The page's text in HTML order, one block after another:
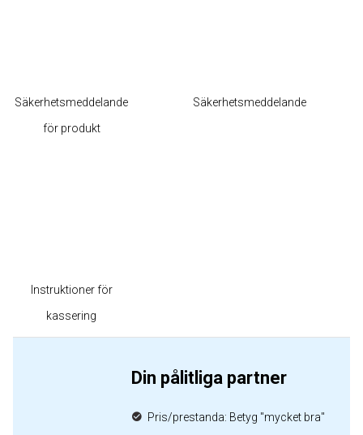
Säkerhetsmeddelande
för produkt
Säkerhetsmeddelande
Instruktioner för
kassering
Din pålitliga partner
Pris/prestanda: Betyg "mycket bra"